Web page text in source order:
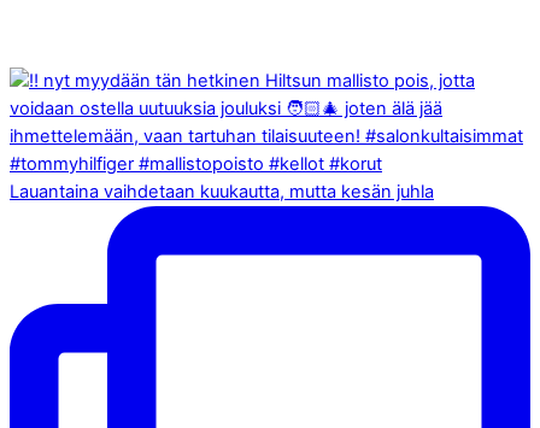
Lauantaina vaihdetaan kuukautta, mutta kesän juhla